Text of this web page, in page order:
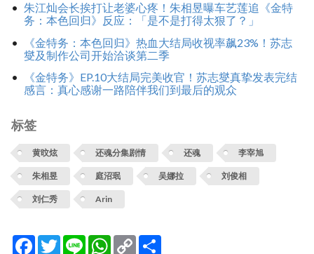
朱江灿会长挨打让老婆心疼！朱相昱曝车艺莲追《金特
务：本色回归》反应：「是不是打得太狠了？」
《金特务：本色回归》热血大结局收视率飙23%！苏志
燮及制作公司开始洽谈第二季
《金特务》EP.10大结局完美收官！苏志燮真挚发表完结
感言：真心感谢一路陪伴我们到最后的观众
标签
黄旼炫 还魂分集剧情 还魂 李宰旭
朱相昱 庭沼珉 吴娜拉 刘俊相
刘仁秀 Arin
Facebook
TwitterLine WhatsApp
Copy